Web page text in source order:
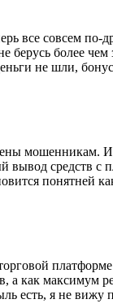
все совсем по-
берусь более чем
не шли,
мошенникам. И
вывод средств
понятней
а как максимум
есть, я не